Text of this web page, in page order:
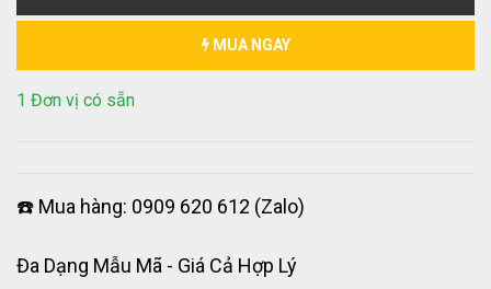
MUA NGAY
1 Đơn vị có sẵn
☎️ Mua hàng: 0909 620 612 (Zalo)
Đa Dạng Mẫu Mã - Giá Cả Hợp Lý